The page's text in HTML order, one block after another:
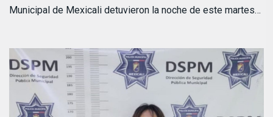
Municipal de Mexicali detuvieron la noche de este martes…